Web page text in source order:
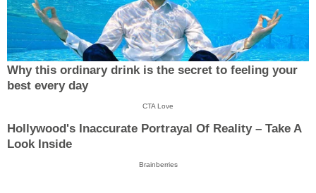
Why this ordinary drink is the secret to feeling your
best every day
CTA Love
Hollywood's Inaccurate Portrayal Of Reality – Take A
Look Inside
Brainberries